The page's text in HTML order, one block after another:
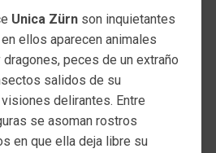
Unica Zürnson inquietantes
ellos aparecen animales
peces de un extraño
salidos de su
delirantes. Entre
se asoman rostros
en que ella deja libre su